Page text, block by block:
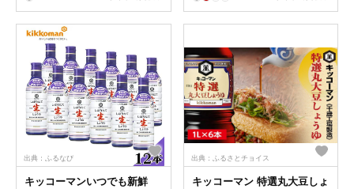
出典：ふるなび
キッコーマンいつでも新鮮
出典：ふるさとチョイス
キッコーマン 特選丸大豆しょ